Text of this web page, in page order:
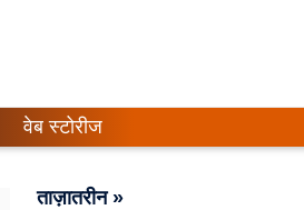
वेब स्टोरीज
ताज़ातरीन »